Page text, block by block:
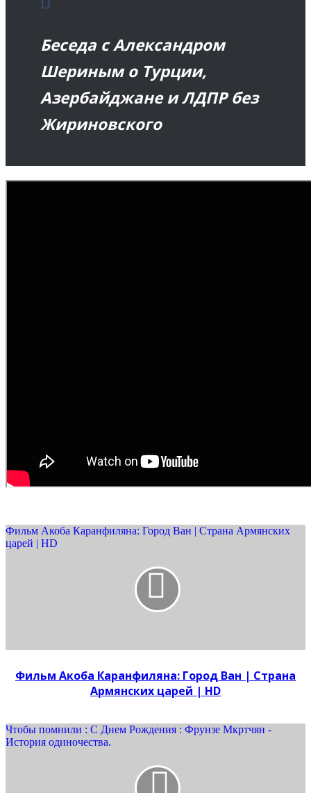
Беседа с Александром
Шериным о Турции,
Азербайджане и ЛДПР без
Жириновского
Фильм Акоба Каранфиляна: Город Ван | Страна Армянских
царей | HD
Фильм Акоба Каранфиляна: Город Ван | Страна
Армянских царей | HD
Чтобы помнили : С Днем Рождения : Фрунзе Мкртчян -
История одиночества.